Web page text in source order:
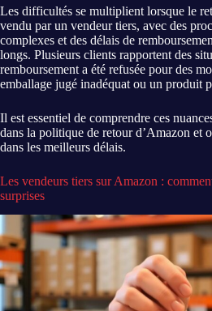
Les difficultés se multiplient lorsque le
vendu par un vendeur tiers, avec des
complexes et des délais de
longs. Plusieurs clients rapportent des
remboursement a été refusée pour des
emballage jugé inadéquat ou un produit
Il est essentiel de comprendre ces
dans la politique de retour d’Amazon et
dans les meilleurs délais.
Les vendeurs tiers sur Amazon :
surprises